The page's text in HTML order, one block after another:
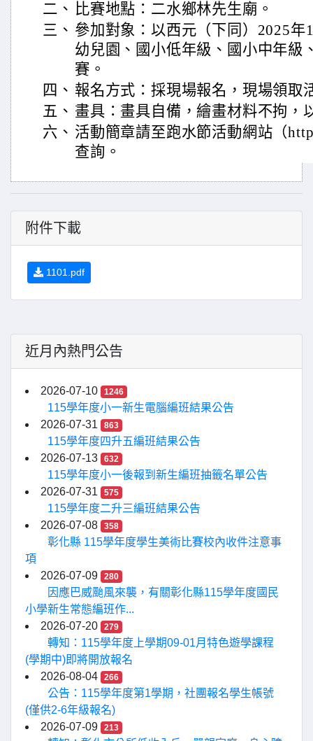
二、 比賽地點：二水鄉林先生廟。
三、 參加對象：以西元（下同）2025年
幼兒園、國小低年級、國小中年級
賽。
四、 報名方式：採現場報名，現場領取
五、 畫具：畫具自備，繪畫材料不拘，
六、 活動簡章請至跑水節活動網站（
查詢。
附件下載
1101.pdf
近月內熱門公告
2026-07-10 1246
115學年度小一新生電腦編班結果公告
2026-07-31
863
115學年度四升五編班結果公告
2026-07-13
632
115學年度小一後報到新生編班抽籤名單公告
2026-07-31
575
115學年度二升三編班結果公告
2026-07-08
358
彰化縣 115學年度學生美術比賽校內收件注意事
項
2026-07-09
280
因應巴威颱風來襲，有關彰化縣115學年度國民
小學新生常態編班作...
2026-07-20
279
轉知：115學年度上學期09-01月特色遊學課程
(學期中)即將開放報名
2026-08-04
266
公告：115學年度第1學期，社團報名學生帳號
(僅供2-6年級報名)
2026-07-09
213